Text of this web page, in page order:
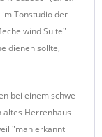
Tonstudio der
Suite"
dienen sollte,
bei einem schwe-
altes Herrenhaus
"man erkannt